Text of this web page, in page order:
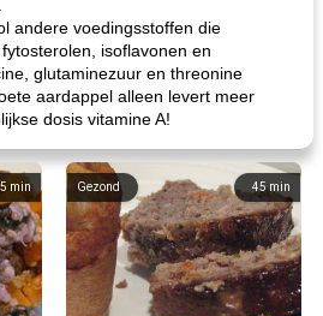
andere voedingsstoffen die
isoflavonen en
glutaminezuur en threonine
aardappel alleen levert meer
dosis vitamine A!
min 45min
Gezond